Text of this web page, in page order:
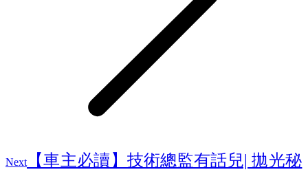
Next
Next
post:【車主必讀】技術總監有話兒| 拋光秘